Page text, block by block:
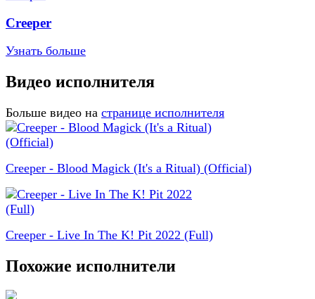
Creeper
Узнать больше
Видео исполнителя
Больше видео на странице исполнителя
Creeper - Blood Magick (It's a Ritual) (Official)
Creeper - Live In The K! Pit 2022 (Full)
Похожие исполнители